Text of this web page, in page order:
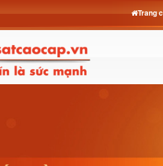
Trang